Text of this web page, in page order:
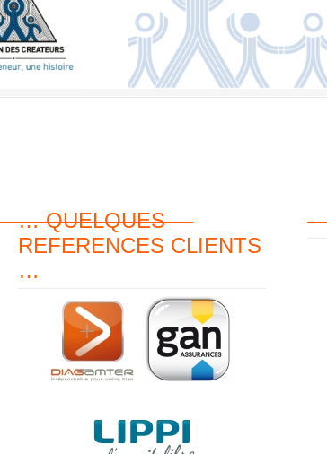
… QUELQUES
REFERENCES CLIENTS
…